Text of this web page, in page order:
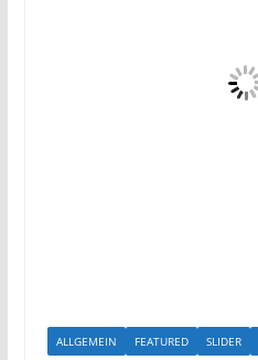
ALLGEMEIN FEATURED SLIDER